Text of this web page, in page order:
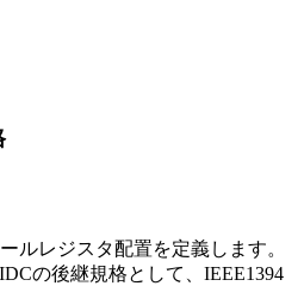
ルレジスタ配置を定義します。
の後継規格として、IEEE1394